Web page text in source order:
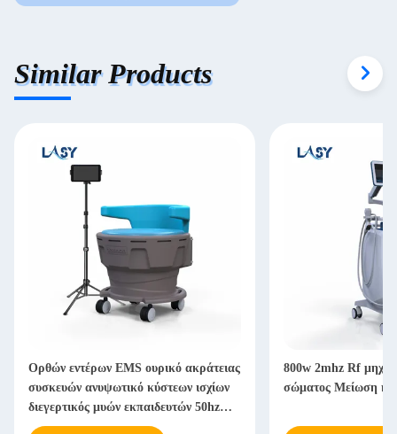
Similar Products
Ορθών εντέρων EMS ουρικό ακράτειας
συσκευών ανυψωτικό κύστεων ισχίων
διεγερτικός μυών εκπαιδευτών 50hz
κολπικό
800w 2mhz Rf
σώματος Μείωση